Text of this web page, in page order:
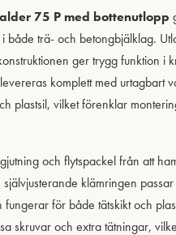
75 P med bottenutlopp
både trä- och betongbjälklag.
ger trygg funktion i
komplett med urtagbart
plastsil, vilket förenklar
och flytspackel från att
klämringen passar
för både tätskikt och
skruvar och extra tätningar,